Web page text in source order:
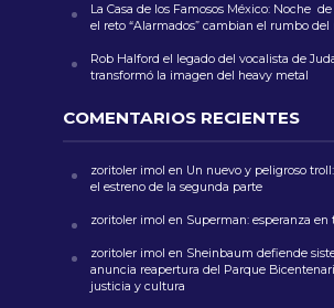
La Casa de los Famosos México: Noche
el reto “Alarmados” cambian el rumbo del
Rob Halford el legado del vocalista de
transformó la imagen del heavy metal
COMENTARIOS RECIENTES
zoritoler imol en Un nuevo y peligroso
el estreno de la segunda parte
zoritoler imol en Superman: esperanza
zoritoler imol en Sheinbaum defiende
anuncia reapertura del Parque
justicia y cultura